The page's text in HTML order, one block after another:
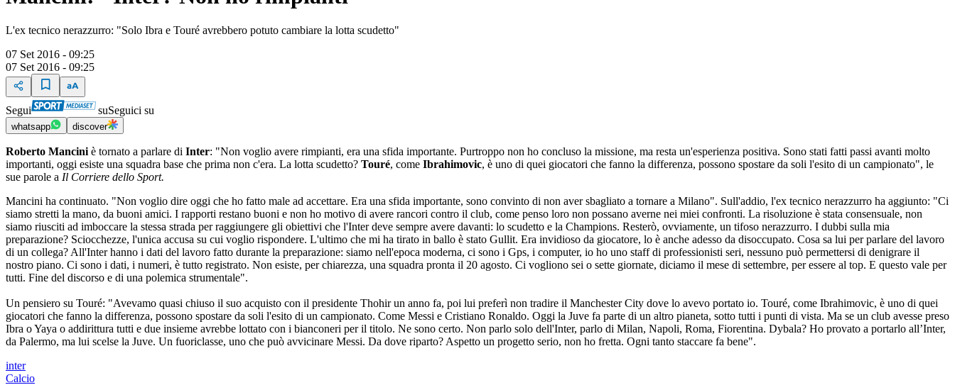
L'ex tecnico nerazzurro: "Solo Ibra e Touré avrebbero potuto cambiare la lotta scudetto"
07 Set 2016 - 09:25
07 Set 2016 - 09:25
Segui suSeguici su
whatsapp discover
Roberto Mancini è tornato a parlare di Inter: "Non voglio avere rimpianti, era una sfida importante. Purtroppo non ho concluso la missione, ma resta un'esperienza positiva. Sono stati fatti passi avanti molto
importanti, oggi esiste una squadra base che prima non c'era. La lotta scudetto? Touré, come Ibrahimovic, è uno di quei giocatori che fanno la differenza, possono spostare da soli l'esito di un campionato", le
sue parole a Il Corriere dello Sport.
Mancini ha continuato. "Non voglio dire oggi che ho fatto male ad accettare. Era una sfida importante, sono convinto di non aver sbagliato a tornare a Milano". Sull'addio, l'ex tecnico nerazzurro ha aggiunto: "Ci
siamo stretti la mano, da buoni amici. I rapporti restano buoni e non ho motivo di avere rancori contro il club, come penso loro non possano averne nei miei confronti. La risoluzione è stata consensuale, non
siamo riusciti ad imboccare la stessa strada per raggiungere gli obiettivi che l'Inter deve sempre avere davanti: lo scudetto e la Champions. Resterò, ovviamente, un tifoso nerazzurro. I dubbi sulla mia
preparazione? Sciocchezze, l'unica accusa su cui voglio rispondere. L'ultimo che mi ha tirato in ballo è stato Gullit. Era invidioso da giocatore, lo è anche adesso da disoccupato. Cosa sa lui per parlare del lavoro
di un collega? All'Inter hanno i dati del lavoro fatto durante la preparazione: siamo nell'epoca moderna, ci sono i Gps, i computer, io ho uno staff di professionisti seri, nessuno può permettersi di denigrare il
nostro piano. Ci sono i dati, i numeri, è tutto registrato. Non esiste, per chiarezza, una squadra pronta il 20 agosto. Ci vogliono sei o sette giornate, diciamo il mese di settembre, per essere al top. E questo vale per
tutti. Fine del discorso e di una polemica strumentale".
Un pensiero su Touré: "Avevamo quasi chiuso il suo acquisto con il presidente Thohir un anno fa, poi lui preferì non tradire il Manchester City dove lo avevo portato io. Touré, come Ibrahimovic, è uno di quei
giocatori che fanno la differenza, possono spostare da soli l'esito di un campionato. Come Messi e Cristiano Ronaldo. Oggi la Juve fa parte di un altro pianeta, sotto tutti i punti di vista. Ma se un club avesse preso
Ibra o Yaya o addirittura tutti e due insieme avrebbe lottato con i bianconeri per il titolo. Ne sono certo. Non parlo solo dell'Inter, parlo di Milan, Napoli, Roma, Fiorentina. Dybala? Ho provato a portarlo all’Inter,
da Palermo, ma lui scelse la Juve. Un fuoriclasse, uno che può avvicinare Messi. Da dove riparto? Aspetto un progetto serio, non ho fretta. Ogni tanto staccare fa bene".
inter
Calcio